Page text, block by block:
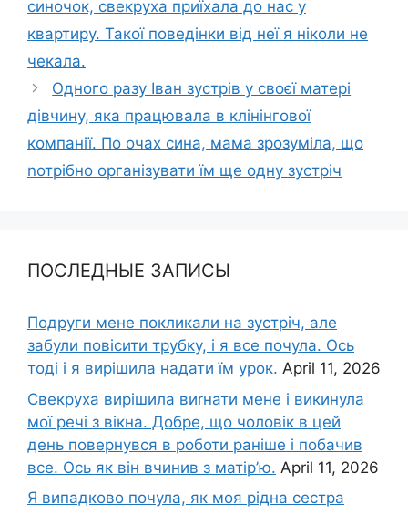
синочок, свекруха приїхала до нас у
квартиру. Такої поведінки від неї я ніколи не
чекала.
Одного разу Іван зустрів у своєї матері
дівчину, яка працювала в клінінгової
компанії. По очах сина, мама зрозуміла, що
nотрібно організувати їм ще одну зустріч
ПОСЛЕДНЫЕ ЗАПИСЫ
Подруги мене покликали на зустріч, але
забули повісити трубку, і я все почула. Ось
тоді і я вирішила надати їм урок. April 11, 2026
Свекруха вирішила виrнати мене і викинула
мої речі з вікна. Добре, що чоловік в цей
день повернувся в роботи раніше і побачив
все. Ось як він вчинив з матір’ю. April 11, 2026
Я випадково почула, як моя рідна сестра